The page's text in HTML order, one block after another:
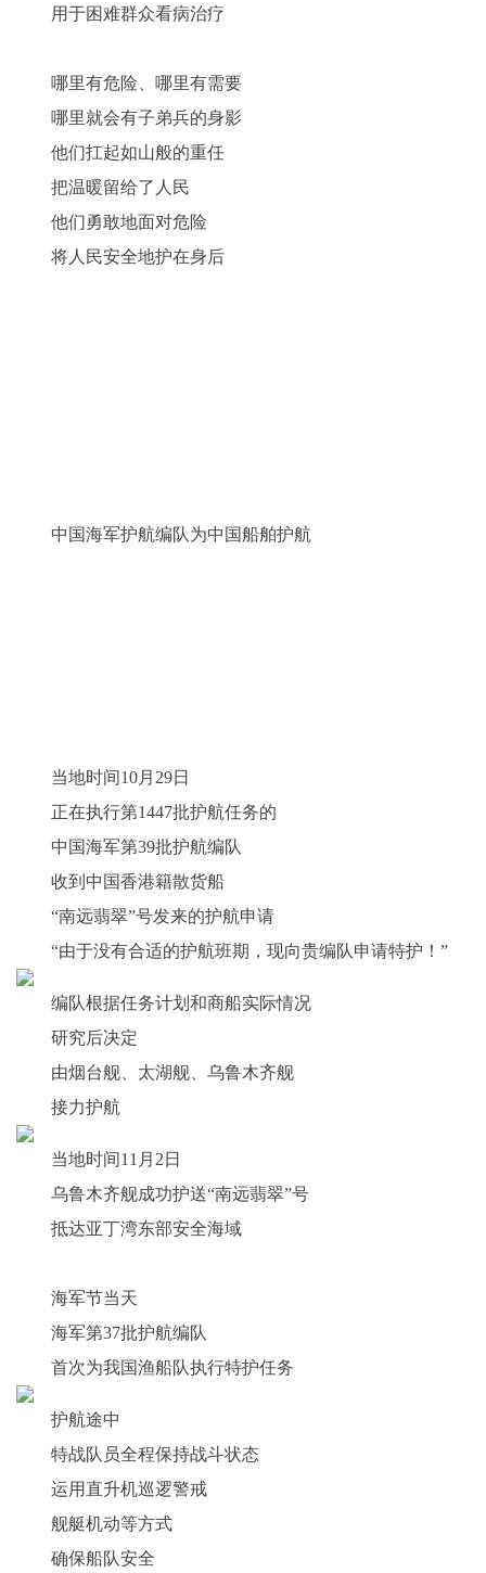
用于困难群众看病治疗
哪里有危险、哪里有需要
哪里就会有子弟兵的身影
他们扛起如山般的重任
把温暖留给了人民
他们勇敢地面对危险
将人民安全地护在身后
中国海军护航编队为中国船舶护航
当地时间10月29日
正在执行第1447批护航任务的
中国海军第39批护航编队
收到中国香港籍散货船
“南远翡翠”号发来的护航申请
“由于没有合适的护航班期，现向贵编队申请特护！”
编队根据任务计划和商船实际情况
研究后决定
由烟台舰、太湖舰、乌鲁木齐舰
接力护航
当地时间11月2日
乌鲁木齐舰成功护送“南远翡翠”号
抵达亚丁湾东部安全海域
海军节当天
海军第37批护航编队
首次为我国渔船队执行特护任务
护航途中
特战队员全程保持战斗状态
运用直升机巡逻警戒
舰艇机动等方式
确保船队安全